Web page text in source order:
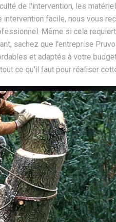
de l'intervention, les
intervention facile, nous vous
Même si cela
sachez que l'entreprise
et adaptés à votre
ce qu'il faut pour réaliser